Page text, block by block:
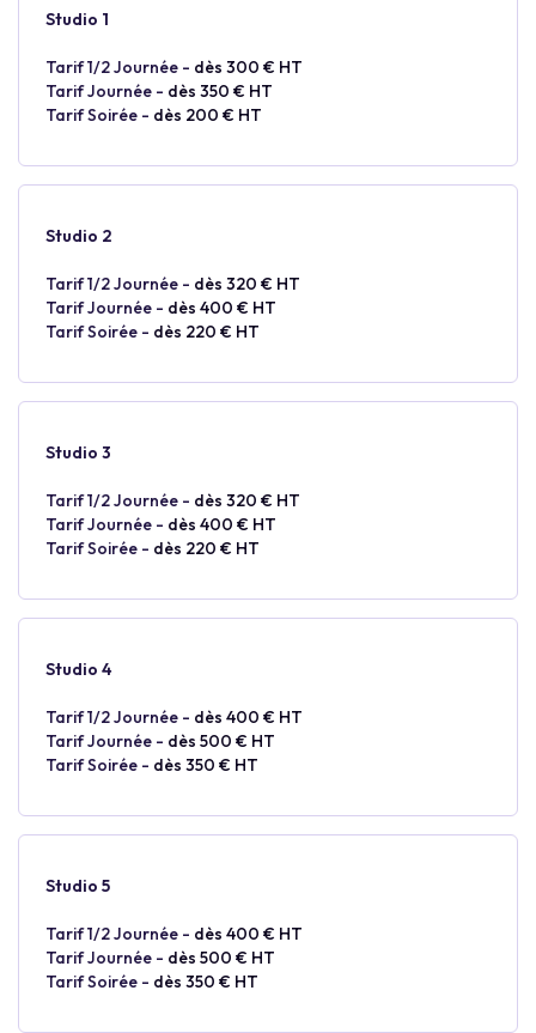
Studio 1
Tarif 1/2 Journée - dès 300 € HT
Tarif Journée - dès 350 € HT
Tarif Soirée - dès 200 € HT
Studio 2
Tarif 1/2 Journée - dès 320 € HT
Tarif Journée - dès 400 € HT
Tarif Soirée - dès 220 € HT
Studio 3
Tarif 1/2 Journée - dès 320 € HT
Tarif Journée - dès 400 € HT
Tarif Soirée - dès 220 € HT
Studio 4
Tarif 1/2 Journée - dès 400 € HT
Tarif Journée - dès 500 € HT
Tarif Soirée - dès 350 € HT
Studio 5
Tarif 1/2 Journée - dès 400 € HT
Tarif Journée - dès 500 € HT
Tarif Soirée - dès 350 € HT